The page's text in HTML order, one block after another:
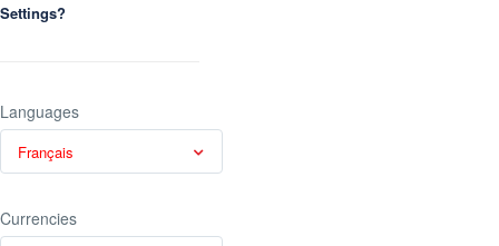
Settings?
Languages
Français
Currencies